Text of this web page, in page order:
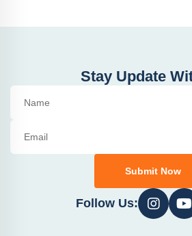
Stay Update
Submit Now
Follow Us: